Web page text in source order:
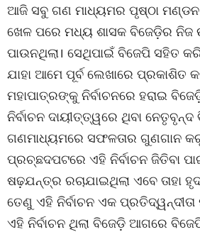
ଆଜି ସବୁ ଗଣ ମାଧ୍ୟମର ପୃଷ୍ଠା
ଖେଳ ପରେ ମଧ୍ୟ ଶାସକ ବିଜେଡ଼ିର ନିଜ
ପାଉନଥିଲା। ସେଥିପାଇଁ ବିଜେପି ସହିତ
ଯାହା ଆମେ ପୂର୍ବ ଲେଖାରେ ପ୍ରକାଶିତ
ମହାପାତ୍ରଙ୍କୁ ନିର୍ବାଚନରେ ହରାଇ
ନିର୍ବାଚନ ଦାୟୀତ୍ତ୍ୱରେ ଥିବା
ଗଣମାଧ୍ୟମରେ ସଫଳତାର ଗୁଣଗାନ
ପ୍ରଚ୍ଛଦପଟରେ ଏହି ନିର୍ବାଚନ ଜିତିବା
ଷଢ଼ଯନ୍ତ୍ର ରଚାଯାଇଥିଲା ଏବେ ତାହା
ତେଣୁ ଏହି ନିର୍ବାଚନ ଏକ ପ୍ରତିଦ୍ୱନ୍ଦୀତା
ଏହି ନିର୍ବାଚନ ଥିଲା ବିଜେଡ଼ି ଆଗରେ